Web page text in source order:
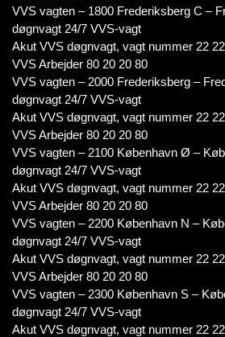
VVS vagten – 1800 Frederiksberg C –
døgnvagt 24/7 VVS-vagt
Akut VVS døgnvagt, vagt nummer 22
VVS Arbejder 80 20 20 80
VVS vagten – 2000 Frederiksberg –
døgnvagt 24/7 VVS-vagt
Akut VVS døgnvagt, vagt nummer 22
VVS Arbejder 80 20 20 80
VVS vagten – 2100 København Ø –
døgnvagt 24/7 VVS-vagt
Akut VVS døgnvagt, vagt nummer 22
VVS Arbejder 80 20 20 80
VVS vagten – 2200 København N –
døgnvagt 24/7 VVS-vagt
Akut VVS døgnvagt, vagt nummer 22
VVS Arbejder 80 20 20 80
VVS vagten – 2300 København S –
døgnvagt 24/7 VVS-vagt
Akut VVS døgnvagt, vagt nummer 22